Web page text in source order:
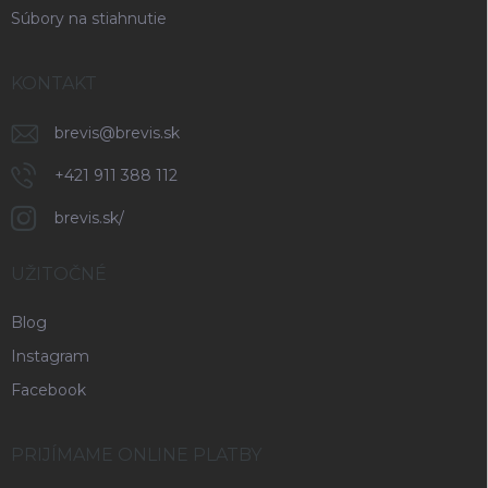
Súbory na stiahnutie
KONTAKT
brevis@brevis.sk
+421 911 388 112
brevis.sk/
UŽITOČNÉ
Blog
Instagram
Facebook
PRIJÍMAME ONLINE PLATBY